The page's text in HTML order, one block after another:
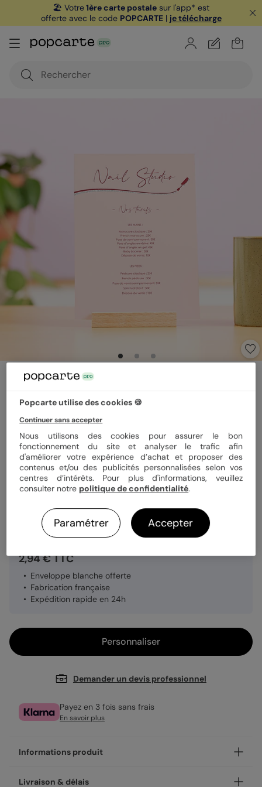
🏖️ Votre1ère carte postale sur l'app* est
offerte avec le code POPCARTE| je télécharge
Affiche entreprise
Onglerie
Format
Papier Papier Satiné
Quantité 1 carte
2,94 € TTC
Enveloppe blanche offerte
Fabrication française
Expédition rapide en 24h
Personnaliser
Demander un devis professionnel
Payez en 3 fois sans frais
En savoir plus
Informations produit
Personnalisez et créez un support de communication idéal
Livraison & délais
Popcarte utilise des cookies 🍪
Continuer sans accepter
Nous utilisons des cookies pour assurer le bon
fonctionnement du site et analyser le trafic afin
d'améliorer votre expérience d’achat et proposer des
contenus et/ou des publicités personnalisées selon vos
centres d’intérêts. Pour plus d'informations, veuillez
consulter notre politique de confidentialité.
Paramétrer Accepter